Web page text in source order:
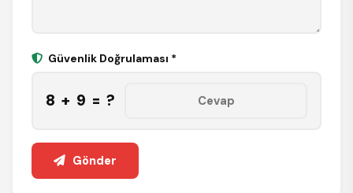
Güvenlik Doğrulaması *
8 + 9 = ?
Gönder